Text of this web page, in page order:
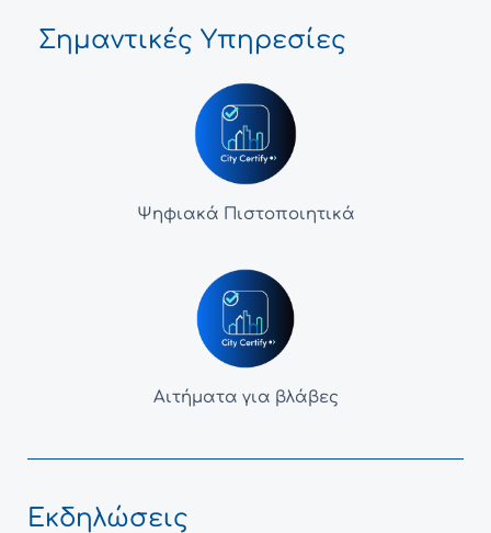
Σημαντικές Υπηρεσίες
Ψηφιακά Πιστοποιητικά
Αιτήματα για βλάβες
Εκδηλώσεις